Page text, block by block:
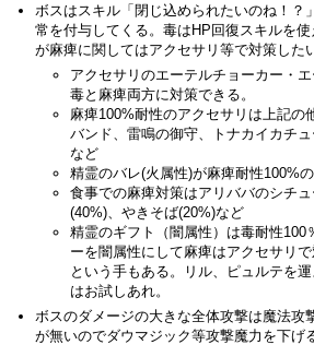
ボスはスキル「閉じ込められたいのね！？
常を付与してくる。毒はHP回復スキルを
が麻痺に関してはアクセサリ等で対策した
アクセサリのエーテルチョーカー・
毒と麻痺両方に対策できる。
麻痺100%耐性のアクセサリは上記の
バンド、雷鳴の御守、トナカイカチ
など
精霊のバレ(火属性)が麻痺耐性100%
食事での麻痺対策はアリババのシチ
(40%)、やきそば(20%)など
精霊のギフト（闇属性）は毒耐性100
ーを闇属性にして麻痺はアクセサリ
という手もある。リル、ピュルテを
はお試しあれ。
ボスのダメージの大きな全体攻撃は魔法攻
が無いのでダウマジック等攻撃魔力を下げ